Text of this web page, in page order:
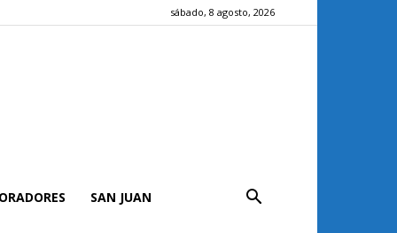
sábado, 8 agosto, 2026
SAN JUAN